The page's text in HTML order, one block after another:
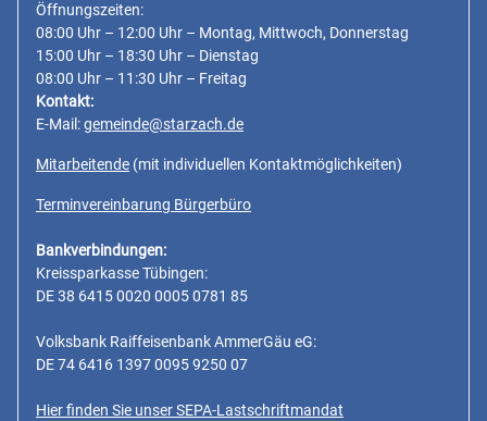
Öffnungszeiten:
08:00 Uhr – 12:00 Uhr – Montag, Mittwoch, Donnerstag
15:00 Uhr – 18:30 Uhr – Dienstag
08:00 Uhr – 11:30 Uhr – Freitag
Kontakt:
E-Mail:gemeinde@starzach.de
Mitarbeitende (mit individuellen Kontaktmöglichkeiten)
Terminvereinbarung Bürgerbüro
Bankverbindungen:
Kreissparkasse Tübingen:
DE 38 6415 0020 0005 0781 85
Volksbank Raiffeisenbank AmmerGäu eG:
DE 74 6416 1397 0095 9250 07
Hier finden Sie unser SEPA-Lastschriftmandat